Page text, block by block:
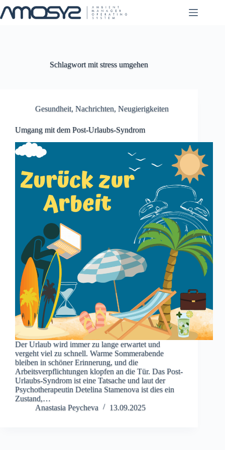
Inhalt
springen
Schlagwort mit stress umgehen
Gesundheit, Nachrichten, Neugierigkeiten
Umgang mit dem Post-Urlaubs-Syndrom
Der Urlaub wird immer zu lange erwartet und
vergeht viel zu schnell. Warme Sommerabende
bleiben in schöner Erinnerung, und die
Arbeitsverpflichtungen klopfen an die Tür. Das Post-
Urlaubs-Syndrom ist eine Tatsache und laut der
Psychotherapeutin Detelina Stamenova ist dies ein
Zustand,…
Anastasia Peycheva
13.09.2025